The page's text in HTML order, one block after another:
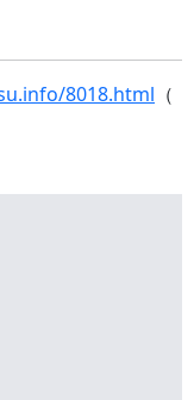
8018.html （